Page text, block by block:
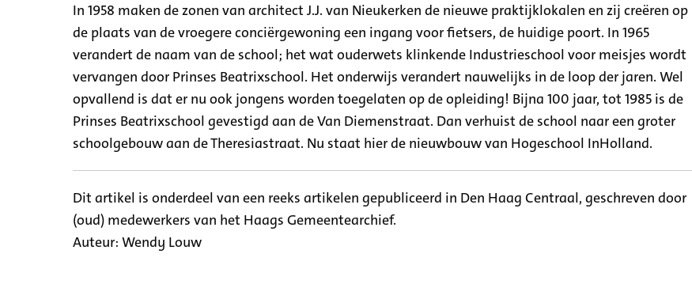
In 1958 maken de zonen van architect J.J. van Nieukerken de nieuwe praktijklokalen en zij creëren op
de plaats van de vroegere conciërgewoning een ingang voor fietsers, de huidige poort. In 1965
verandert de naam van de school; het wat ouderwets klinkende Industrieschool voor meisjes wordt
vervangen door Prinses Beatrixschool. Het onderwijs verandert nauwelijks in de loop der jaren. Wel
opvallend is dat er nu ook jongens worden toegelaten op de opleiding! Bijna 100 jaar, tot 1985 is de
Prinses Beatrixschool gevestigd aan de Van Diemenstraat. Dan verhuist de school naar een groter
schoolgebouw aan de Theresiastraat. Nu staat hier de nieuwbouw van Hogeschool InHolland.
Dit artikel is onderdeel van een reeks artikelen gepubliceerd in Den Haag Centraal, geschreven door
(oud) medewerkers van het Haags Gemeentearchief.
Auteur: Wendy Louw